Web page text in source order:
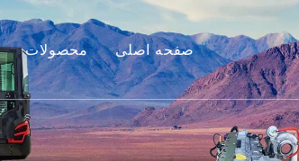
محصولات
موتور
لوازم جانبی بیل مکانیکی
صفحه اصلی